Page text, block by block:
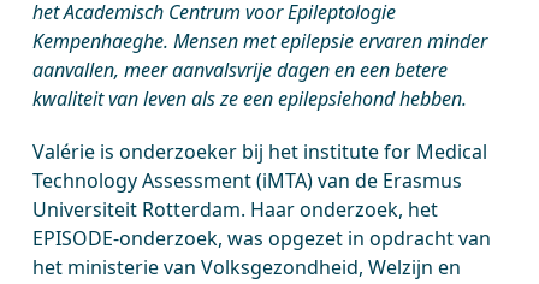
het Academisch Centrum voor Epileptologie
Kempenhaeghe. Mensen met epilepsie ervaren minder
aanvallen, meer aanvalsvrije dagen en een betere
kwaliteit van leven als ze een epilepsiehond hebben.
Valérie is onderzoeker bij het institute for Medical
Technology Assessment (iMTA) van de Erasmus
Universiteit Rotterdam. Haar onderzoek, het
EPISODE-onderzoek, was opgezet in opdracht van
het ministerie van Volksgezondheid, Welzijn en